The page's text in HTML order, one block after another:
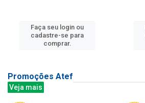
Faça seu login ou
cadastre-se para
comprar.
Promoções Atef
Veja mais